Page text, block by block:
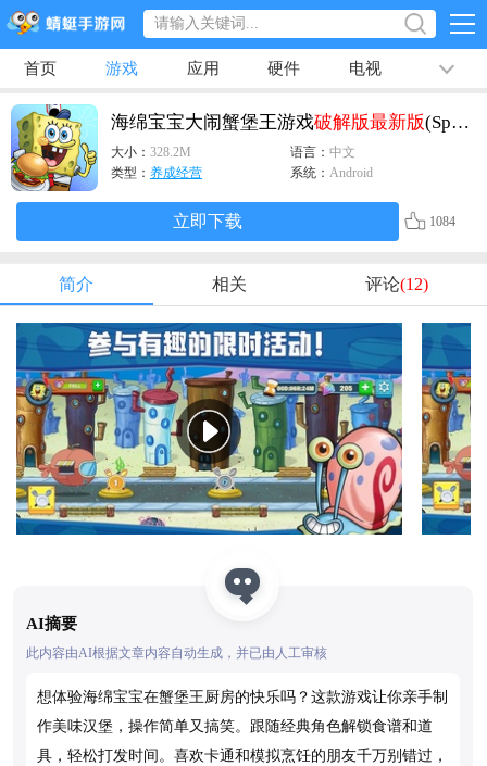
首页 游戏 应用 硬件 电视 排行榜
专题
海绵宝宝大闹蟹堡王游戏破解版最新版(SpongeBob - Krusty Cook Off)
大小： 328.2M 语言： 中文
类型： 养成经营 系统： Android
立即下载 1084
简介 相关 评论(12)
AI摘要
此内容由AI根据文章内容自动生成，并已由人工审核
想体验海绵宝宝在蟹堡王厨房的快乐吗？这款游戏让你亲手制
作美味汉堡，操作简单又搞笑。跟随经典角色解锁食谱和道
具，轻松打发时间。喜欢卡通和模拟烹饪的朋友千万别错过，